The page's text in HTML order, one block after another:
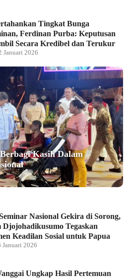
Tingkat Bunga
Ferdinan Purba: Keputusan
Secara Kredibel dan Terukur
Januari 2026
Kasih Dalam
Nasional Gekira di Sorong,
Djojohadikusumo Tegaskan
Keadilan Sosial untuk Papua
Januari 2026
Ungkap Hasil Pertemuan